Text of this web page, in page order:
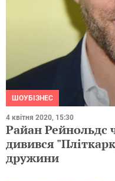
ШОУБІЗНЕС
4 квітня 2020, 15:30
Райан Рейнольдс
дивився
дружини